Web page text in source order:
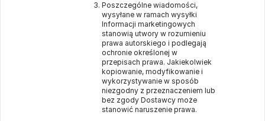
Poszczególne wiadomości,
wysyłane w ramach wysyłki
Informacji marketingowych
stanowią utwory w rozumieniu
prawa autorskiego i podlegają
ochronie określonej w
przepisach prawa. Jakiekolwiek
kopiowanie, modyfikowanie i
wykorzystywanie w sposób
niezgodny z przeznaczeniem lub
bez zgody Dostawcy może
stanowić naruszenie prawa.